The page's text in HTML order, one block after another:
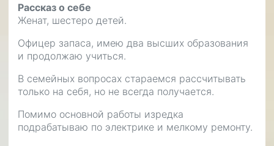
Рассказ о себе
Женат, шестеро детей.
Офицер запаса, имею два высших образования
и продолжаю учиться.
В семейных вопросах стараемся рассчитывать
только на себя, но не всегда получается.
Помимо основной работы изредка
подрабатываю по электрике и мелкому ремонту.